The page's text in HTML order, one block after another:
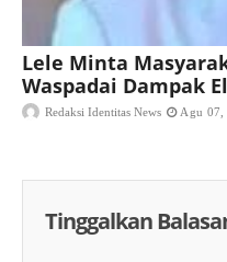
Lele Minta
Waspadai Dampak
Redaksi Identitas News Agu 07,
Tinggalkan